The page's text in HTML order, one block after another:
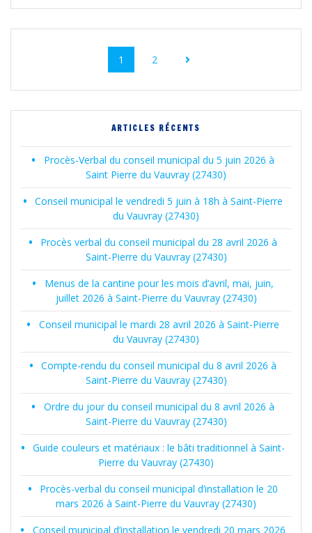
sein
des
Page
1 Page
2
ARTICLES RÉCENTS
Procès-Verbal du conseil municipal du 5 juin 2026 à
Saint Pierre du Vauvray (27430)
Conseil municipal le vendredi 5 juin à 18h à Saint-Pierre
du Vauvray (27430)
Procès verbal du conseil municipal du 28 avril 2026 à
Saint-Pierre du Vauvray (27430)
Menus de la cantine pour les mois d’avril, mai, juin,
juillet 2026 à Saint-Pierre du Vauvray (27430)
Conseil municipal le mardi 28 avril 2026 à Saint-Pierre
du Vauvray (27430)
Compte-rendu du conseil municipal du 8 avril 2026 à
Saint-Pierre du Vauvray (27430)
Ordre du jour du conseil municipal du 8 avril 2026 à
Saint-Pierre du Vauvray (27430)
Guide couleurs et matériaux : le bâti traditionnel à Saint-
Pierre du Vauvray (27430)
Procès-verbal du conseil municipal d’installation le 20
mars 2026 à Saint-Pierre du Vauvray (27430)
Conseil municipal d’installation le vendredi 20 mars 2026